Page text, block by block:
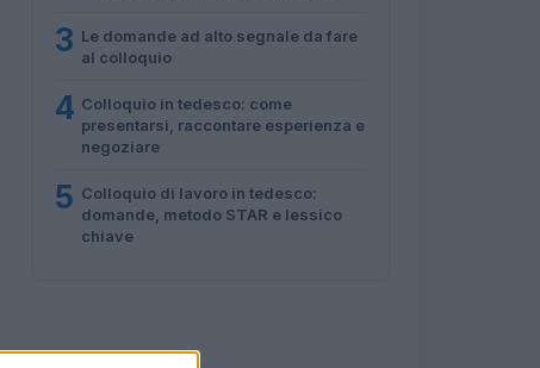
3 Le domande ad alto segnale da fare
al colloquio
4 Colloquio in tedesco: come
presentarsi, raccontare esperienza e
negoziare
5 Colloquio di lavoro in tedesco:
domande, metodo STAR e lessico
chiave